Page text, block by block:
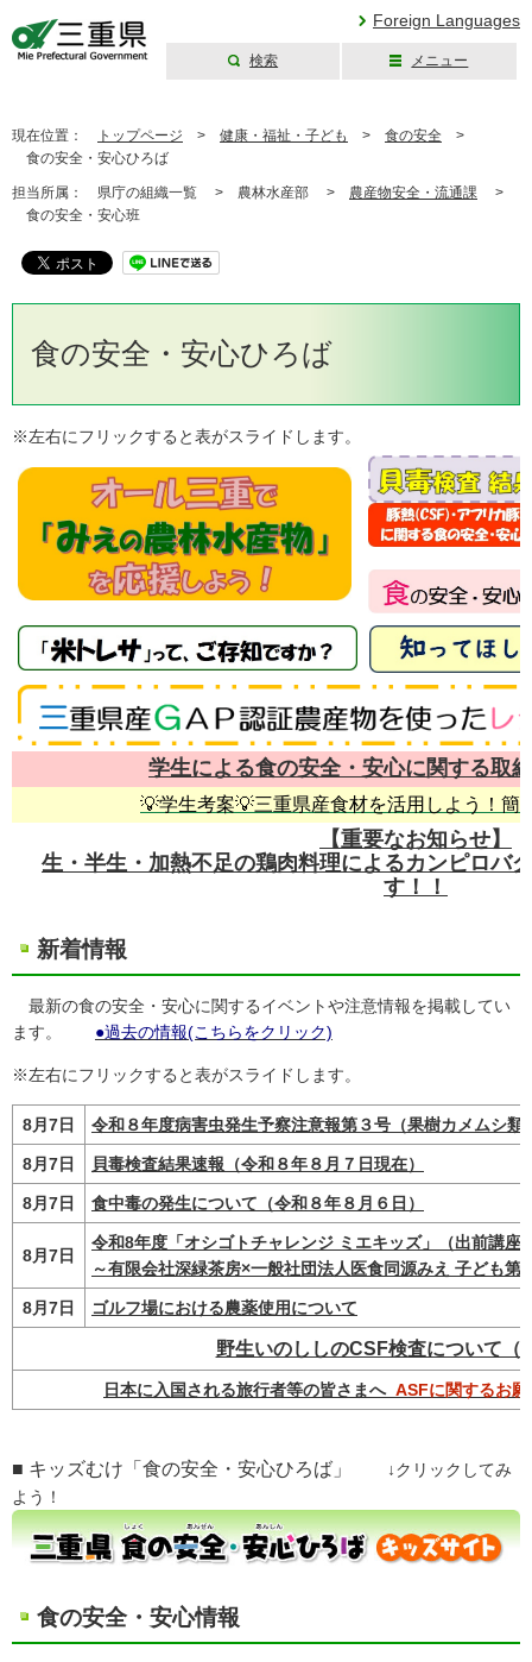
Foreign Languages
検索 メニュー
現在位置： トップページ > 健康・福祉・子ども > 食の安全 >
食の安全・安心ひろば
担当所属： 県庁の組織一覧 > 農林水産部 > 農産物安全・流通課 >
食の安全・安心班
食の安全・安心ひろば
※左右にフリックすると表がスライドします。
学生による食の安全・安心に関する取
💡学生考案💡三重県産食材を活用しよう！簡
【重要なお知らせ】
生・半生・加熱不足の鶏肉料理によるカンピロバ
す！！
新着情報
最新の食の安全・安心に関するイベントや注意情報を掲載してい
ます。 ●過去の情報(こちらをクリック)
※左右にフリックすると表がスライドします。
8月7日 令和８年度病害虫発生予察注意報第３号（果樹カメムシ類
8月7日 貝毒検査結果速報（令和８年８月７日現在）
8月7日 食中毒の発生について（令和８年８月６日）
8月7日
令和8年度「オシゴトチャレンジ ミエキッズ」（出前講座
～有限会社深緑茶房×一般社団法人医食同源みえ 子ども第
8月7日 ゴルフ場における農薬使用について
野生いのししのCSF検査について（
日本に入国される旅行者等の皆さまへ ASFに関するお願
■ キッズむけ「食の安全・安心ひろば」
↓クリックしてみ
よう！
食の安全・安心情報